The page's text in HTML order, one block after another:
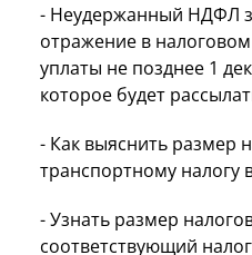
- Неудержанный НДФЛ
отражение в
уплаты не позднее 1
которое будет
- Как выяснить размер
транспортному налогу
- Узнать размер
соответствующий